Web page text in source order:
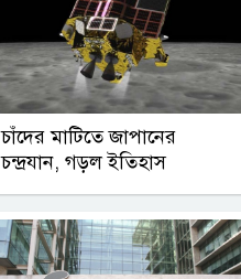
চাঁদের মাটিতে জাপানের
চন্দ্রযান, গড়ল ইতিহাস